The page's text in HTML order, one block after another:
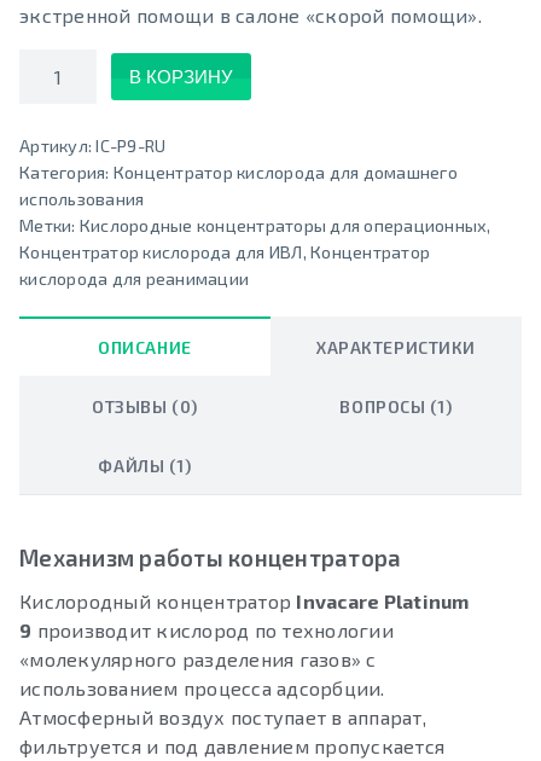
экстренной помощи в салоне «скорой помощи».
Количество
В КОРЗИНУ
Артикул:IC-P9-RU
Категория: Концентратор кислорода для домашнего
использования
Метки: Кислородные концентраторы для операционных,
Концентратор кислорода для ИВЛ, Концентратор
кислорода для реанимации
ОПИСАНИЕ ХАРАКТЕРИСТИКИ
ОТЗЫВЫ (0) ВОПРОСЫ (1)
ФАЙЛЫ (1)
Механизм работы концентратора
Кислородный концентратор Invacare Platinum
9 производит кислород по технологии
«молекулярного разделения газов» с
использованием процесса адсорбции.
Атмосферный воздух поступает в аппарат,
фильтруется и под давлением пропускается